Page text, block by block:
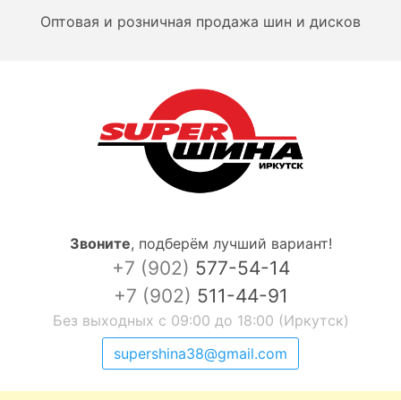
Оптовая и розничная продажа шин и дисков
Звоните, подберём лучший вариант!
+7 (902) 577-54-14
+7 (902) 511-44-91
Без выходных с 09:00 до 18:00 (Иркутск)
supershina38@gmail.com